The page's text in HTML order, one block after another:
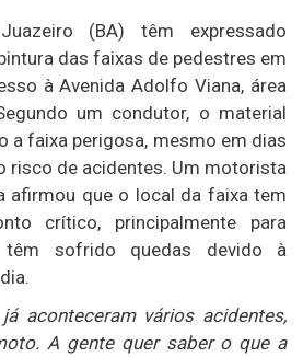
(BA) têm expressado
das faixas de pedestres em
à Avenida Adolfo Viana, área
um condutor, o material
a faixa perigosa, mesmo em dias
risco de acidentes. Um motorista
afirmou que o local da faixa tem
crítico, principalmente para
têm sofrido quedas devido à
aconteceram vários acidentes,
A gente quer saber o que a